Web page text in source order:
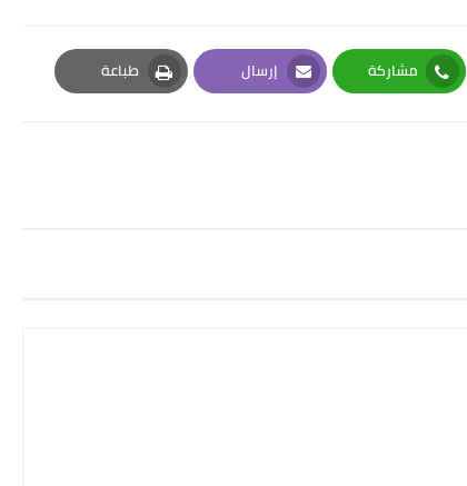
مشاركة
Whatsapp
إرسال
Email
طباعة
Print